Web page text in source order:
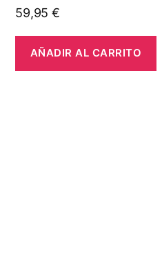
59,95 €
AÑADIR AL CARRITO